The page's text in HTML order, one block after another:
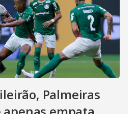
Palmeiras